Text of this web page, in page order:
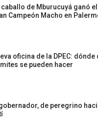
caballo de Mburucuyá ganó
Campeón Macho en
oficina de la DPEC: dónde
se pueden hacer
de peregrino